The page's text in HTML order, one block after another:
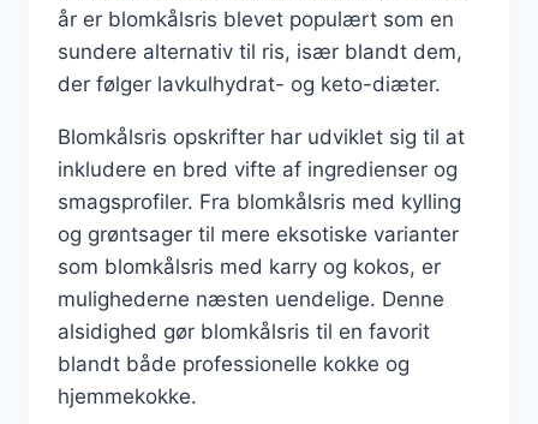
år er blomkålsris blevet populært som en
sundere alternativ til ris, især blandt dem,
der følger lavkulhydrat- og keto-diæter.
Blomkålsris opskrifter har udviklet sig til at
inkludere en bred vifte af ingredienser og
smagsprofiler. Fra blomkålsris med kylling
og grøntsager til mere eksotiske varianter
som blomkålsris med karry og kokos, er
mulighederne næsten uendelige. Denne
alsidighed gør blomkålsris til en favorit
blandt både professionelle kokke og
hjemmekokke.